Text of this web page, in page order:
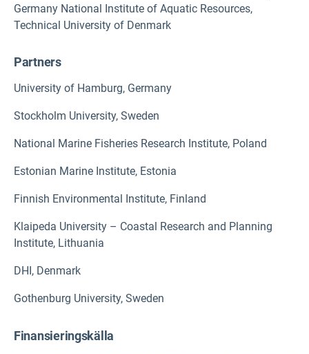
Germany National Institute of Aquatic Resources,
Technical University of Denmark
Partners
University of Hamburg, Germany
Stockholm University, Sweden
National Marine Fisheries Research Institute, Poland
Estonian Marine Institute, Estonia
Finnish Environmental Institute, Finland
Klaipeda University – Coastal Research and Planning
Institute, Lithuania
DHI, Denmark
Gothenburg University, Sweden
Finansieringskälla